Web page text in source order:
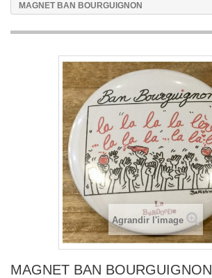
MAGNET BAN BOURGUIGNON
Agrandir l'image
MAGNET BAN BOURGUIGNON